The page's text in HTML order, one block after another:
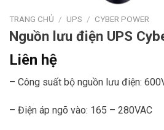
TRANG CHỦ / UPS / CYBER POWER
Nguồn lưu điện UPS
Liên hệ
– Công suất bộ nguồn lưu điện:
– Điện áp ngõ vào: 165 – 280VAC